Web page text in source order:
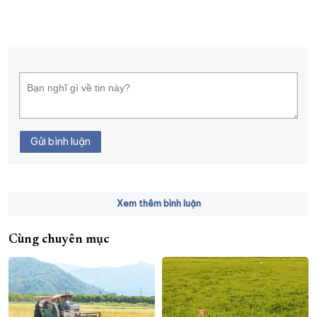
Gửi bình luận
Xem thêm bình luận
Cùng chuyên mục